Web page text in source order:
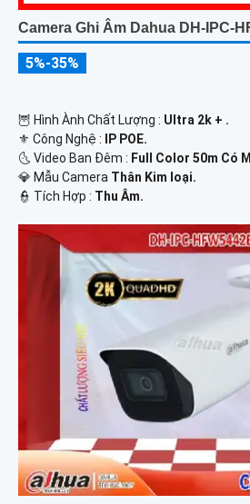
Camera Ghi Âm Dahua DH-IPC-
5%-35%
🦉 Hình Ành Chất Lượng : Ultra 2k + .
⚜️ Công Nghệ :
IP POE.
🌜 Video Ban Đêm : Full Color 50m Có
💎 Mẫu Camera Thân Kim loại.
️👮 Tích Hợp : Thu Âm.